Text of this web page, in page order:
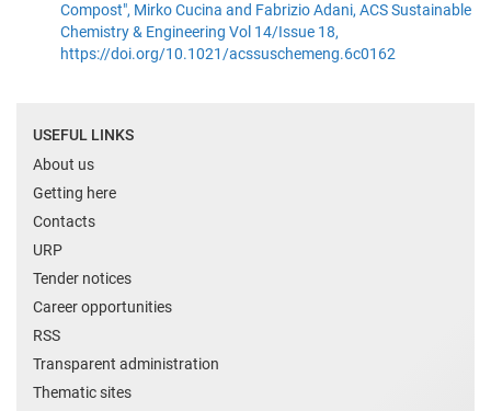
Compost", Mirko Cucina and Fabrizio Adani, ACS Sustainable
Chemistry & Engineering Vol 14/Issue 18,
https://doi.org/10.1021/acssuschemeng.6c0162
USEFUL LINKS
About us
Getting here
Contacts
URP
Tender notices
Career opportunities
RSS
Transparent administration
Thematic sites